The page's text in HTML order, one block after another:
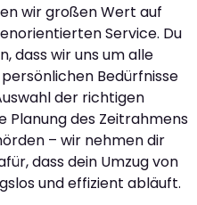
wir großen Wert auf
Service. Du
dass wir uns um alle
Bedürfnisse
der richtigen
Planung des Zeitrahmens
– wir nehmen dir
dass dein Umzug von
und effizient abläuft.